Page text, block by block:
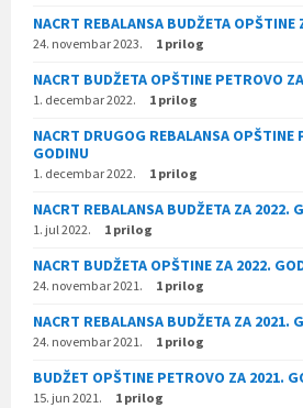
NACRT REBALANSA BUDŽETA OPŠTINE
24. novembar 2023. 1 prilog
NACRT BUDŽETA OPŠTINE PETROVO
1. decembar 2022. 1 prilog
NACRT DRUGOG REBALANSA OPŠTINE
GODINU
1. decembar 2022. 1 prilog
NACRT REBALANSA BUDŽETA ZA 2022.
1. jul 2022. 1 prilog
NACRT BUDŽETA OPŠTINE ZA 2022.
24. novembar 2021. 1 prilog
NACRT REBALANSA BUDŽETA ZA 2021.
24. novembar 2021. 1 prilog
BUDŽET OPŠTINE PETROVO ZA 2021.
15. jun 2021. 1 prilog